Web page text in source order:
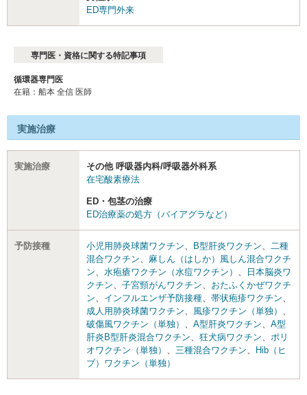
ED専門外来
専門医・資格に関する特記事項
循環器専門医
在籍：船本 全信 医師
実施治療
実施治療
その他 呼吸器内科/呼吸器外科系
在宅酸素療法
ED・包茎の治療
ED治療薬の処方（バイアグラなど）
予防接種 小児用肺炎球菌ワクチン、 B型肝炎ワクチン、 二種
混合ワクチン、 麻しん（はしか）風しん混合ワクチ
ン、 水疱瘡ワクチン（水痘ワクチン） 、
日本脳炎ワ
クチン、 子宮頸がんワクチン、 おたふくかぜワクチ
ン、 インフルエンザ予防接種、 帯状疱疹ワクチン、
成人用肺炎球菌ワクチン、 風疹ワクチン（単独） 、
破傷風ワクチン（単独） 、 A型肝炎ワクチン、 A型
肝炎B型肝炎混合ワクチン、 狂犬病ワクチン、 ポリ
オワクチン（単独） 、 三種混合ワクチン、
Hib（ヒ
ブ）ワクチン（単独）